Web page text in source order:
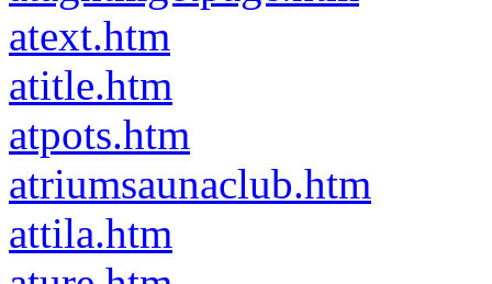
atext.htm
atitle.htm
atpots.htm
atriumsaunaclub.htm
attila.htm